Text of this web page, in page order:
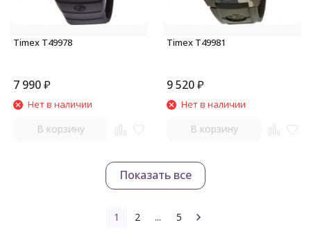
Timex T49978
7 990₽
Нет в наличии
В корзину
Timex T49981
9 520₽
Нет в наличии
В корзину
Показать все
1 2 ... 5